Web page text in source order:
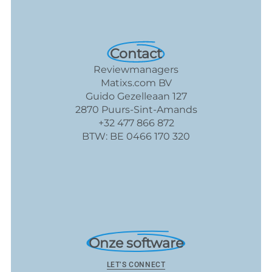
Contact
Reviewmanagers
Matixs.com BV
Guido Gezelleaan 127
2870 Puurs-Sint-Amands
+32 477 866 872
BTW: BE 0466 170 320
Onze software
LET’S CONNECT